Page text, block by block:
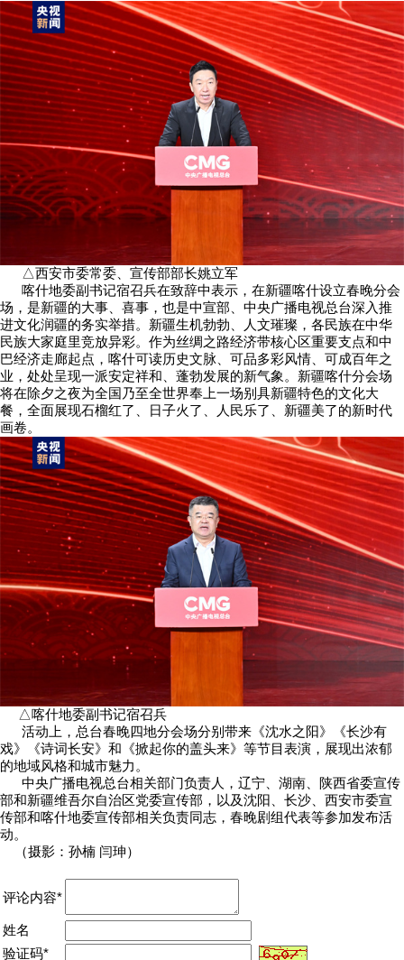
△西安市委常委、宣传部部长姚立军
喀什地委副书记宿召兵在致辞中表示，在新疆喀什设立春晚分会
场，是新疆的大事、喜事，也是中宣部、中央广播电视总台深入推
进文化润疆的务实举措。新疆生机勃勃、人文璀璨，各民族在中华
民族大家庭里竞放异彩。作为丝绸之路经济带核心区重要支点和中
巴经济走廊起点，喀什可读历史文脉、可品多彩风情、可成百年之
业，处处呈现一派安定祥和、蓬勃发展的新气象。新疆喀什分会场
将在除夕之夜为全国乃至全世界奉上一场别具新疆特色的文化大
餐，全面展现石榴红了、日子火了、人民乐了、新疆美了的新时代
画卷。
△喀什地委副书记宿召兵
活动上，总台春晚四地分会场分别带来《沈水之阳》《长沙有
戏》《诗词长安》和《掀起你的盖头来》等节目表演，展现出浓郁
的地域风格和城市魅力。
中央广播电视总台相关部门负责人，辽宁、湖南、陕西省委宣传
部和新疆维吾尔自治区党委宣传部，以及沈阳、长沙、西安市委宣
传部和喀什地委宣传部相关负责同志，春晚剧组代表等参加发布活
动。
（摄影：孙楠 闫珅）
评论内容*
姓名
验证码*